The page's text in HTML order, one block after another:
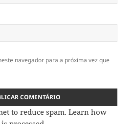
navegador para a próxima vez que
to reduce spam.Learn how